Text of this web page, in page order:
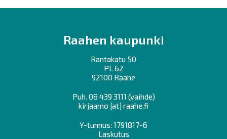
Raahen kaupunki
Rantakatu 50
PL 62
92100 Raahe
Puh. 08 439 3111 (vaihde)
kirjaamo [at] raahe.fi
Y-tunnus: 1791817-6
Laskutus